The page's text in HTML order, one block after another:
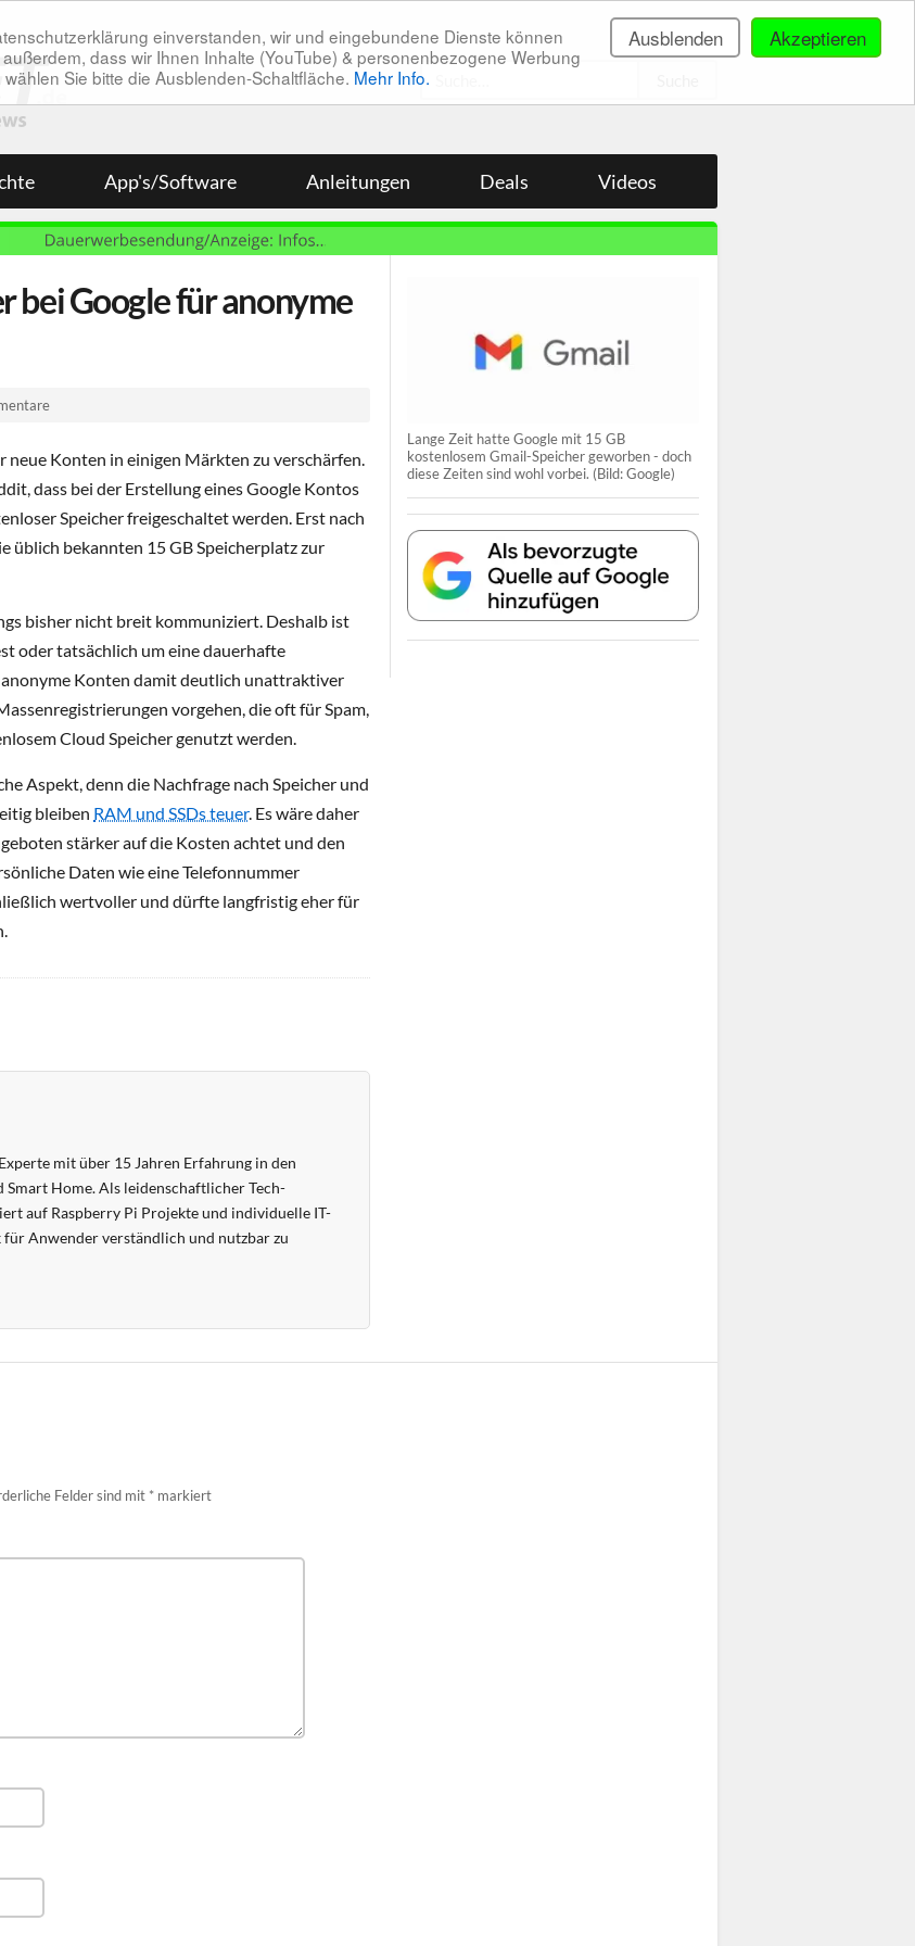
Akzeptieren
Ausblenden
einverstanden, wir und eingebundene Dienste können
dass wir Ihnen Inhalte (YouTube) & personenbezogene Werbung
Sie bitte die Ausblenden-Schaltfläche. Mehr Info.
App's/Software Anleitungen Deals Videos
bei Google für anonyme
neue Konten in einigen Märkten zu verschärfen.
dass bei der Erstellung eines Google Kontos
Speicher freigeschaltet werden. Erst nach
üblich bekannten 15 GB Speicherplatz zur
bisher nicht breit kommuniziert. Deshalb ist
oder tatsächlich um eine dauerhafte
Konten damit deutlich unattraktiver
vorgehen, die oft für Spam,
Cloud Speicher genutzt werden.
Aspekt, denn die Nachfrage nach Speicher und
bleiben RAM und SSDs teuer. Es wäre daher
stärker auf die Kosten achtet und den
Daten wie eine Telefonnummer
wertvoller und dürfte langfristig eher für
mit über 15 Jahren Erfahrung in den
Smart Home. Als leidenschaftlicher Tech-
auf Raspberry Pi Projekte und individuelle IT-
für Anwender verständlich und nutzbar zu
Lange Zeit hatte Google mit 15 GB
kostenlosem Gmail-Speicher geworben - doch
diese Zeiten sind wohl vorbei. (Bild: Google)
Felder sind mit * markiert